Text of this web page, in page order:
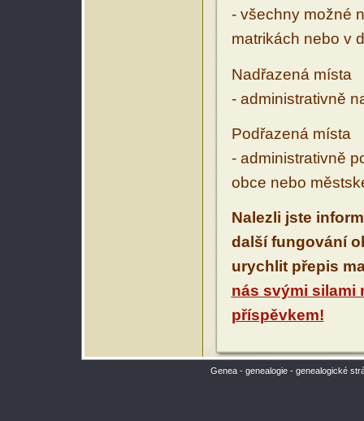
- všechny možné
matrikách nebo v
Nadřazená místa
- administrativně
Podřazená místa
- administrativně
obce nebo
Nalezli jste
další fungování
urychlit přepis
nás svými silami
příspěvkem!
Genea - genealogie - genealogické